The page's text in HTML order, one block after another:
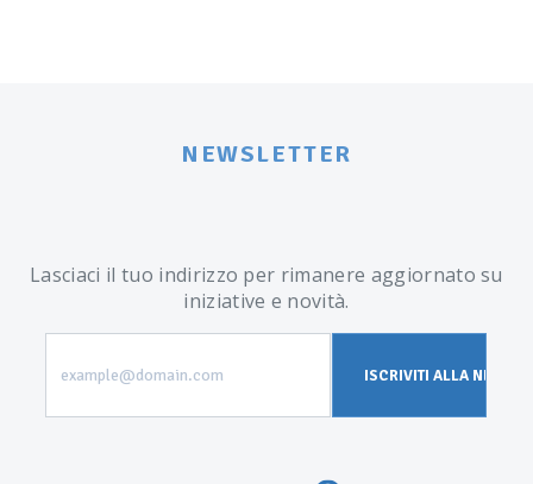
NEWSLETTER
Lasciaci il tuo indirizzo per rimanere aggiornato su
iniziative e novità.
example@domain.com